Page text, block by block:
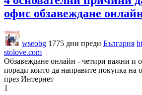
офис обзавеждане
wseobg 1775 дни преди България
stolove.com
Обзавеждане онлайн - четири важни и
поради които да направите покупка на
през Интернет
1